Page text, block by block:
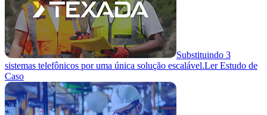
Substituindo 3
sistemas telefônicos por uma única solução escalável.Ler Estudo de
Caso